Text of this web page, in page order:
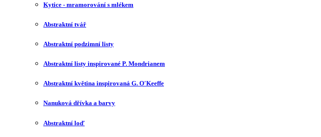
Kytice - mramorování s mlékem
Abstraktní tvář
Abstraktní podzimní listy
Abstraktní listy inspirované P. Mondrianem
Abstraktní květina inspirovaná G. O′Keeffe
Nanuková dřívka a barvy
Abstraktní loď